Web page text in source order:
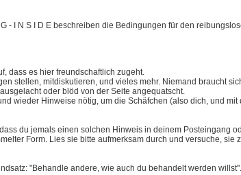
- I N S I D E beschreiben die Bedingungen für den
dass es hier freundschaftlich zugeht.
stellen, mitdiskutieren, und vieles mehr. Niemand braucht
oder blöd von der Seite angequatscht.
wieder Hinweise nötig, um die Schäfchen (also dich, und
du jemals einen solchen Hinweis in deinem Posteingang
Form. Lies sie bitte aufmerksam durch und versuche,
"Behandle andere, wie auch du behandelt werden willst".